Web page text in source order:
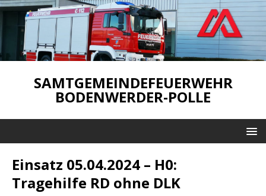
SAMTGEMEINDEFEUERWEHR
BODENWERDER-POLLE
Einsatz 05.04.2024 – H0:
Tragehilfe RD ohne DLK